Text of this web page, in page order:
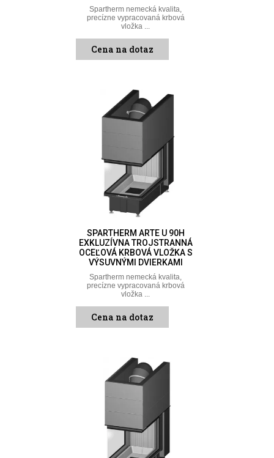
Spartherm nemecká kvalita,
precízne vypracovaná krbová
vložka ...
Cena na dotaz
SPARTHERM ARTE U 90H
EXKLUZÍVNA TROJSTRANNÁ
OCEĽOVÁ KRBOVÁ VLOŽKA S
VÝSUVNÝMI DVIERKAMI
Spartherm nemecká kvalita,
precízne vypracovaná krbová
vložka ...
Cena na dotaz